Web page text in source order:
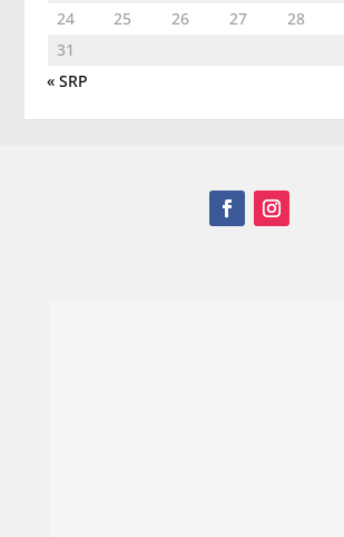
24
25 26 27 28
31
« SRP